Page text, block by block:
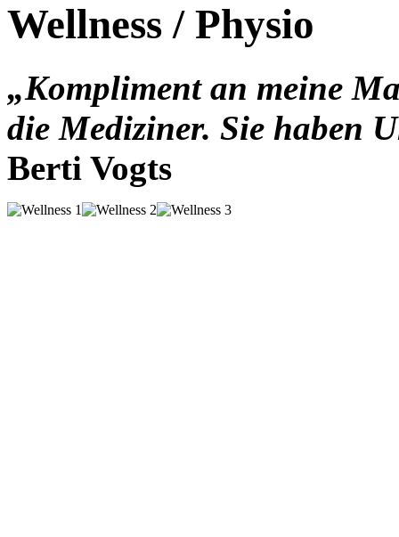
Wellness / Physio
„Kompliment an meine
die Mediziner. Sie haben
Berti Vogts